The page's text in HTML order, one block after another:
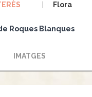
Flora
Roques Blanques
IMATGES